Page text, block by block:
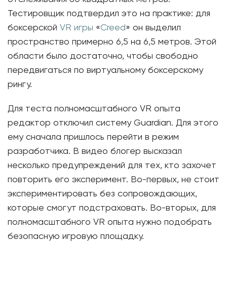
Тестировщик подтвердил это на практике: для
боксерской VR игры «Creed» он выделил
пространство примерно 6,5 на 6,5 метров. Этой
области было достаточно, чтобы свободно
передвигаться по виртуальному боксерскому
рингу.
Для теста полномасштабного VR опыта
редактор отключил систему Guardian. Для этого
ему сначала пришлось перейти в режим
разработчика. В видео блогер высказал
несколько предупреждений для тех, кто захочет
повторить его эксперимент. Во-первых, не стоит
экспериментировать без сопровождающих,
которые смогут подстраховать. Во-вторых, для
полномасштабного VR опыта нужно подобрать
безопасную игровую площадку.